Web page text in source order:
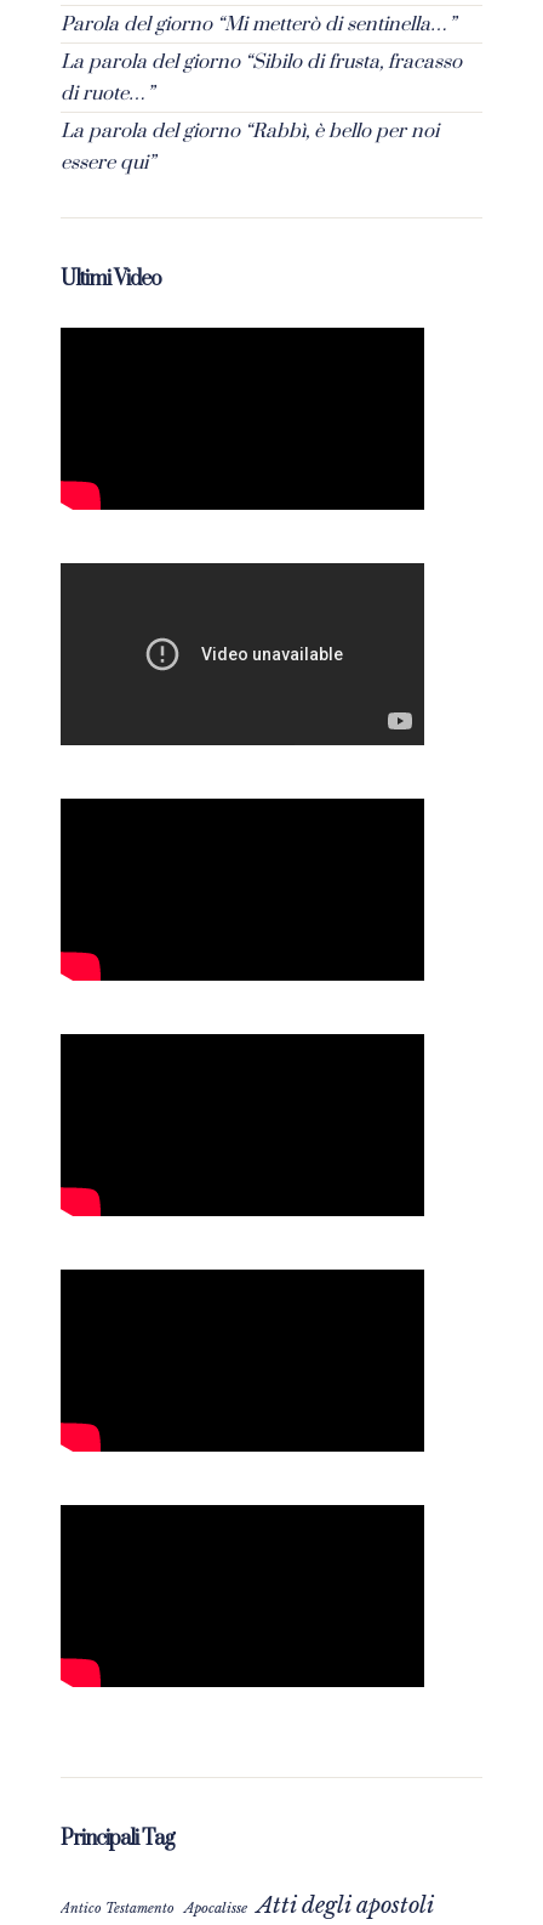
Parola del giorno “Mi metterò di sentinella…”
La parola del giorno “Sibilo di frusta, fracasso
di ruote…”
La parola del giorno “Rabbì, è bello per noi
essere qui”
Ultimi Video
Principali Tag
Antico Testamento Apocalisse Atti degli apostoli